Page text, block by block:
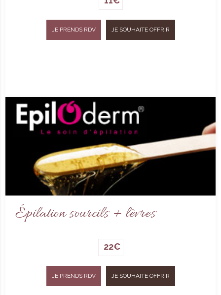
JE PRENDS RDV JE SOUHAITE OFFRIR
Épilation sourcils + lèvres
22€
JE PRENDS RDV JE SOUHAITE OFFRIR